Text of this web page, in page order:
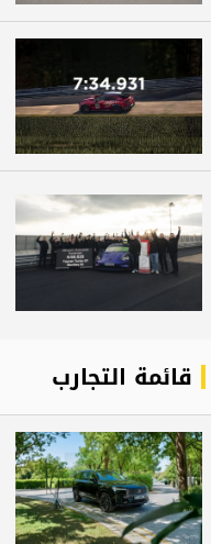
قائمة التجارب